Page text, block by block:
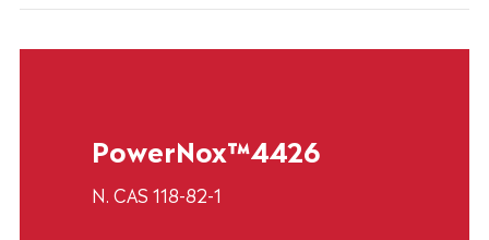
PowerNox™4426
N. CAS 118-82-1